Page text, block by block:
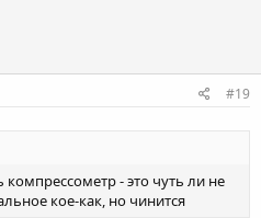
#19
- это чуть ли не
кое-как, но чинится